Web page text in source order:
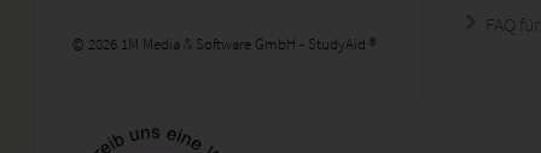
© 2026 1M Media & Software GmbH - StudyAid ®
FAQ